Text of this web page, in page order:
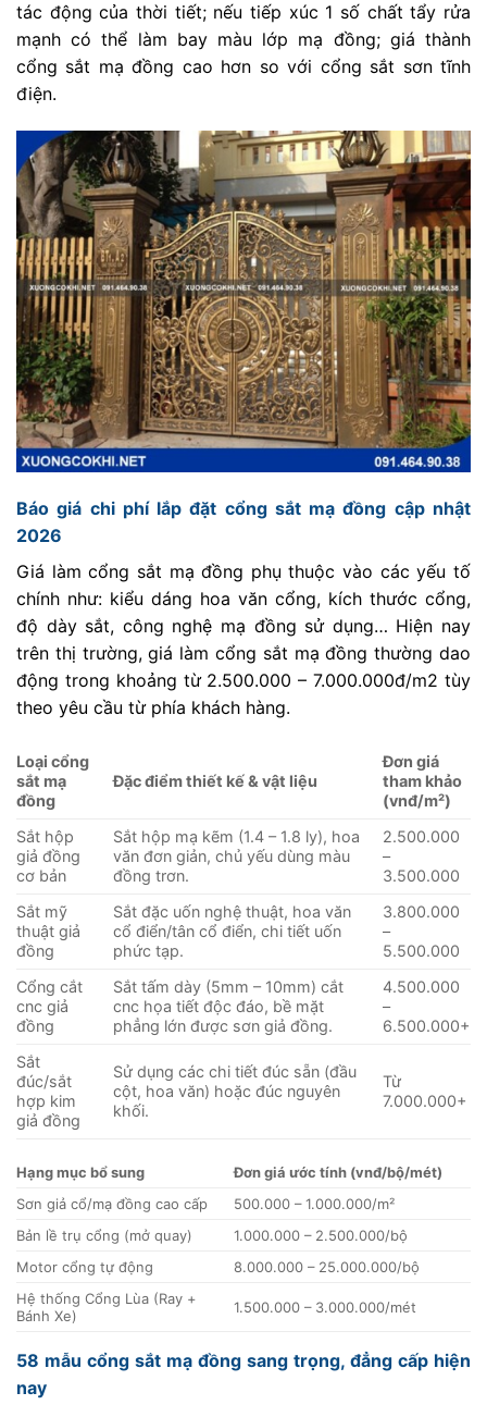
tác động của thời tiết; nếu tiếp xúc 1 số chất tẩy rửa
mạnh có thể làm bay màu lớp mạ đồng; giá thành
cổng sắt mạ đồng cao hơn so với cổng sắt sơn tĩnh
điện.
Báo giá chi phí lắp đặt cổng sắt mạ đồng cập nhật
2026
Giá làm cổng sắt mạ đồng phụ thuộc vào các yếu tố
chính như: kiểu dáng hoa văn cổng, kích thước cổng,
độ dày sắt, công nghệ mạ đồng sử dụng… Hiện nay
trên thị trường, giá làm cổng sắt mạ đồng thường dao
động trong khoảng từ 2.500.000 – 7.000.000đ/m2 tùy
theo yêu cầu từ phía khách hàng.
Loại cổng
sắt mạ
đồng
Đặc điểm thiết kế & vật liệu
Đơn giá
tham khảo
(vnđ/m²)
Sắt hộp
giả đồng
cơ bản
Sắt hộp mạ kẽm (1.4 – 1.8 ly), hoa
văn đơn giản, chủ yếu dùng màu
đồng trơn.
2.500.000
–
3.500.000
Sắt mỹ
thuật giả
đồng
Sắt đặc uốn nghệ thuật, hoa văn
cổ điển/tân cổ điển, chi tiết uốn
phức tạp.
3.800.000
–
5.500.000
Cổng cắt
cnc giả
đồng
Sắt tấm dày (5mm – 10mm) cắt
cnc họa tiết độc đáo, bề mặt
phẳng lớn được sơn giả đồng.
4.500.000
–
6.500.000+
Sắt
đúc/sắt
hợp kim
giả đồng
Sử dụng các chi tiết đúc sẵn (đầu
cột, hoa văn) hoặc đúc nguyên
khối.
Từ
7.000.000+
Hạng mục bổ sung
Đơn giá ước tính (vnđ/bộ/mét)
Sơn giả cổ/mạ đồng cao cấp
500.000 – 1.000.000/m²
Bản lề trụ cổng (mở quay)
1.000.000 – 2.500.000/bộ
Motor cổng tự động
8.000.000 – 25.000.000/bộ
Hệ thống Cổng Lùa (Ray +
Bánh Xe)
1.500.000 – 3.000.000/mét
58 mẫu cổng sắt mạ đồng sang trọng, đẳng cấp hiện
nay